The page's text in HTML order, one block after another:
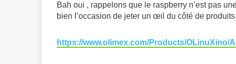
Bah oui , rappelons que le raspberry n’est pas
bien l’occasion de jeter un œil du côté de
https://www.olimex.com/Products/OLinuXino/